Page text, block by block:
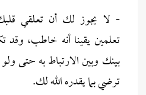
- لا يجوز لك أن تعلقي
تعلمين يقينا أنه خاطب،
بينك وبين الارتباط به حتى
ترضي بما يقدره الله لك.